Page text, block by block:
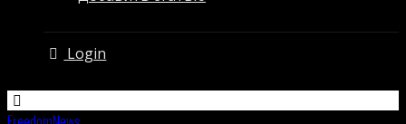
Login